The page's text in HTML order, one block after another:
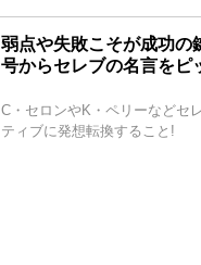
弱点や失敗こそが成功の
号からセレブの名言をピ
C・セロンやK・ペリーなどセ
ティブに発想転換すること!